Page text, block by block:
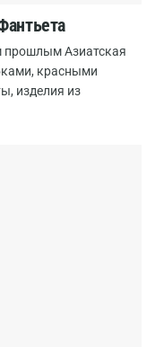
прошлым Азиатская
красными
изделия из